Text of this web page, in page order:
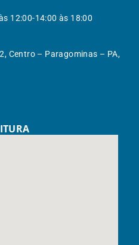
12:00-14:00 às 18:00
Centro – Paragominas – PA,